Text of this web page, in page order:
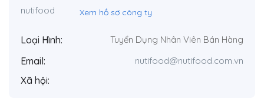
Xem hồ sơ công ty
Loại Hình: Tuyển Dụng Nhân Viên Bán Hàng
Email: nutifood@nutifood.com.vn
Xã hội: